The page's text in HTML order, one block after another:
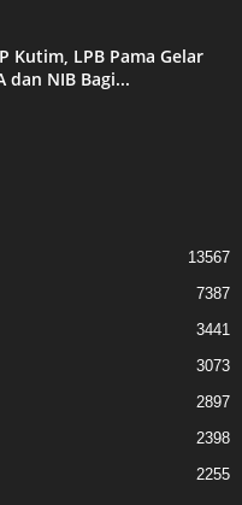
Kutim, LPB Pama Gelar
dan NIB Bagi...
13567
7387
3441
3073
2897
2398
2255